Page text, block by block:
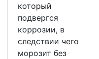
который
подвергся
коррозии, в
следствии чего
морозит без